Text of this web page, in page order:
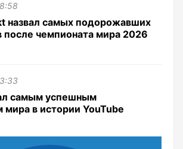
назвал самых подорожавших
после чемпионата мира 2026
самым успешным
мира в истории YouTube